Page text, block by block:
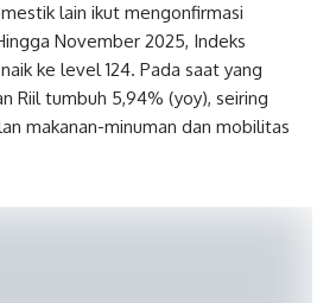
lain ikut mengonfirmasi
November 2025, Indeks
ke level 124. Pada saat yang
Riil tumbuh 5,94% (yoy), seiring
makanan-minuman dan mobilitas